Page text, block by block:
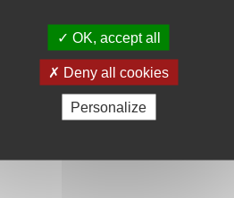
OK, accept all
Deny all cookies
Personalize